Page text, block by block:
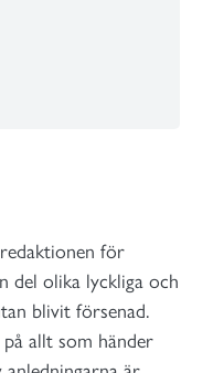
för
del olika lyckliga och
blivit försenad.
allt som händer